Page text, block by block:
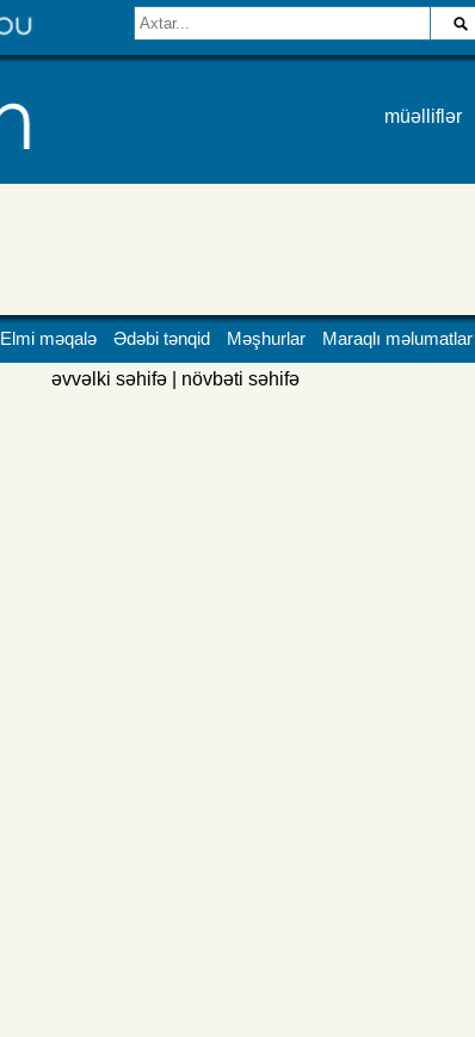
müəlliflər
Elmi məqalə Ədəbi tənqid Məşhurlar Maraqlı məlumatlar
əvvəlki səhifə növbəti səhifə